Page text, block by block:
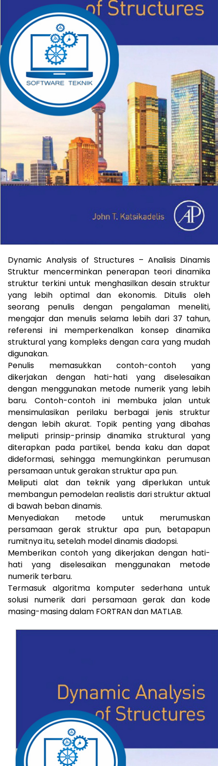
Dynamic Analysis of Structures – Analisis Dinamis
Struktur mencerminkan penerapan teori dinamika
struktur terkini untuk menghasilkan desain struktur
yang lebih optimal dan ekonomis. Ditulis oleh
seorang penulis dengan pengalaman meneliti,
mengajar dan menulis selama lebih dari 37 tahun,
referensi ini memperkenalkan konsep dinamika
struktural yang kompleks dengan cara yang mudah
digunakan.
Penulis memasukkan contoh-contoh yang
dikerjakan dengan hati-hati yang diselesaikan
dengan menggunakan metode numerik yang lebih
baru. Contoh-contoh ini membuka jalan untuk
mensimulasikan perilaku berbagai jenis struktur
dengan lebih akurat. Topik penting yang dibahas
meliputi prinsip-prinsip dinamika struktural yang
diterapkan pada partikel, benda kaku dan dapat
dideformasi, sehingga memungkinkan perumusan
persamaan untuk gerakan struktur apa pun.
Meliputi alat dan teknik yang diperlukan untuk
membangun pemodelan realistis dari struktur aktual
di bawah beban dinamis.
Menyediakan metode untuk merumuskan
persamaan gerak struktur apa pun, betapapun
rumitnya itu, setelah model dinamis diadopsi.
Memberikan contoh yang dikerjakan dengan hati-
hati yang diselesaikan menggunakan metode
numerik terbaru.
Termasuk algoritma komputer sederhana untuk
solusi numerik dari persamaan gerak dan kode
masing-masing dalam FORTRAN dan MATLAB.